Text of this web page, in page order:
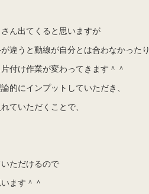
ん出てくると思いますが
違うと動線が自分とは合わなかったり
付け作業が変わってきます＾＾
的にインプットしていただき、
ていただくことで、
ただけるので
ます＾＾